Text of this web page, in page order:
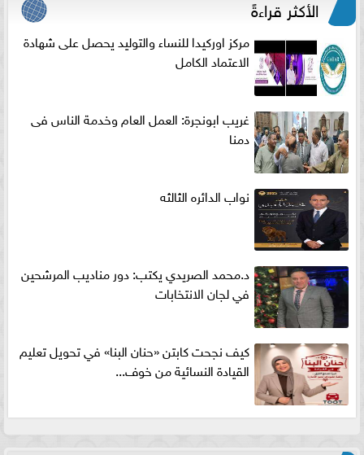
الأكثر قراءةً
مركز اوركيدا للنساء والتوليد يحصل على شهادة
الاعتماد الكامل
غريب ابونجرة: العمل العام وخدمة الناس فى
دمنا
نواب الدائره الثالثه
د.محمد الصريدي يكتب: دور مناديب المرشحين
في لجان الانتخابات
كيف نجحت كابتن «حنان البنا» في تحويل تعليم
القيادة النسائية من خوف...